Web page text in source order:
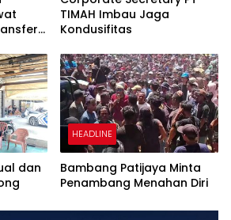
TIMAH Imbau Jaga
Kondusifitas
dan
HEADLINE
Bambang Patijaya Minta
Penambang Menahan Diri